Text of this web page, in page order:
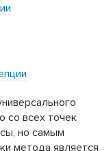
со всех точек
но самым
метода является